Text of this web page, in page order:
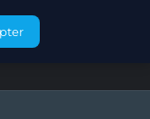
CONTACT